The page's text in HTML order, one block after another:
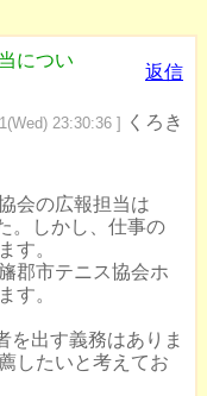
につい
返信
23:30:36 ]
くろき
会の広報担当は
。しかし、仕事の
す。
郡市テニス協会ホ
す。
出す義務はありま
したいと考えてお